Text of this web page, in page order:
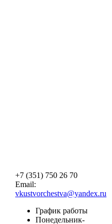
+7 (351) 750 26 70
Email:
vkustvorchestva@yandex.ru
График работы
Понедельник-